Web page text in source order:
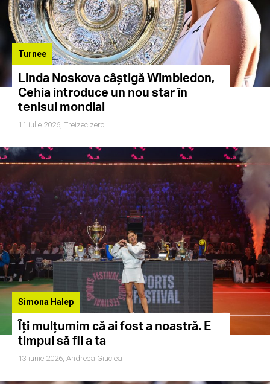
Turnee
Linda Noskova câștigă Wimbledon,
Cehia introduce un nou star în
tenisul mondial
11 iulie 2026, Treizecizero
Simona Halep
Îți mulțumim că ai fost a noastră. E
timpul să fii a ta
13 iunie 2026, Andreea Giuclea